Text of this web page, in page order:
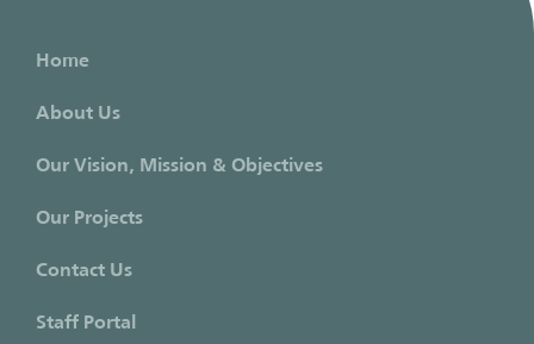
Home
About Us
Our Vision, Mission & Objectives
Our Projects
Contact Us
Staff Portal